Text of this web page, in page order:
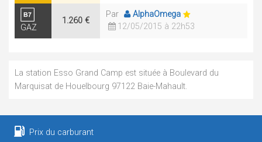
GAZ
1.260 €
Par
AlphaOmega
12/05/2015 à 22h53
La station Esso Grand Camp est située à Boulevard du
Marquisat de Houelbourg 97122 Baie-Mahault.
Prix du carburant